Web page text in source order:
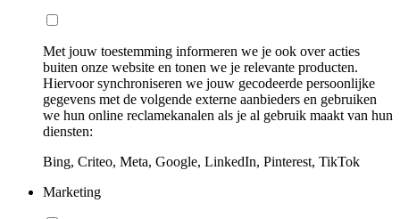
Met jouw toestemming informeren we je ook over acties
buiten onze website en tonen we je relevante producten.
Hiervoor synchroniseren we jouw gecodeerde persoonlijke
gegevens met de volgende externe aanbieders en gebruiken
we hun online reclamekanalen als je al gebruik maakt van hun
diensten:
Bing, Criteo, Meta, Google, LinkedIn, Pinterest, TikTok
Marketing